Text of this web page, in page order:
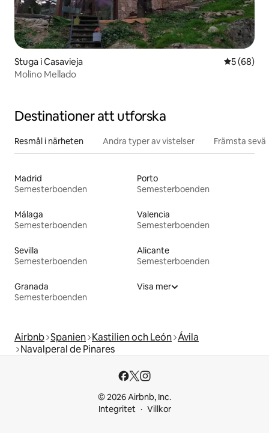
Stuga i Casavieja 5 av 5 i
5 (68)
Molino Mellado
Destinationer att utforska
Resmål i närheten Andra typer av vistelser Främsta
Madrid
Semesterboenden
Porto
Semesterboenden
Málaga
Semesterboenden
Valencia
Semesterboenden
Sevilla
Semesterboenden
Alicante
Semesterboenden
Granada
Semesterboenden
Visa mer
Airbnb Spanien Kastilien och León Ávila‎
Navalperal de Pinares
© 2026 Airbnb, Inc.
Integritet
Villkor